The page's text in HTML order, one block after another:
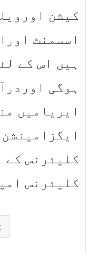
کیشن
اسسمنٹ
ہیں اس کے
ہوگی
ایریامیں
کلیئرنس کے
کلیئرنس